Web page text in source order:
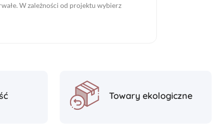
W zależności od projektu wybierz
Towary ekologiczne